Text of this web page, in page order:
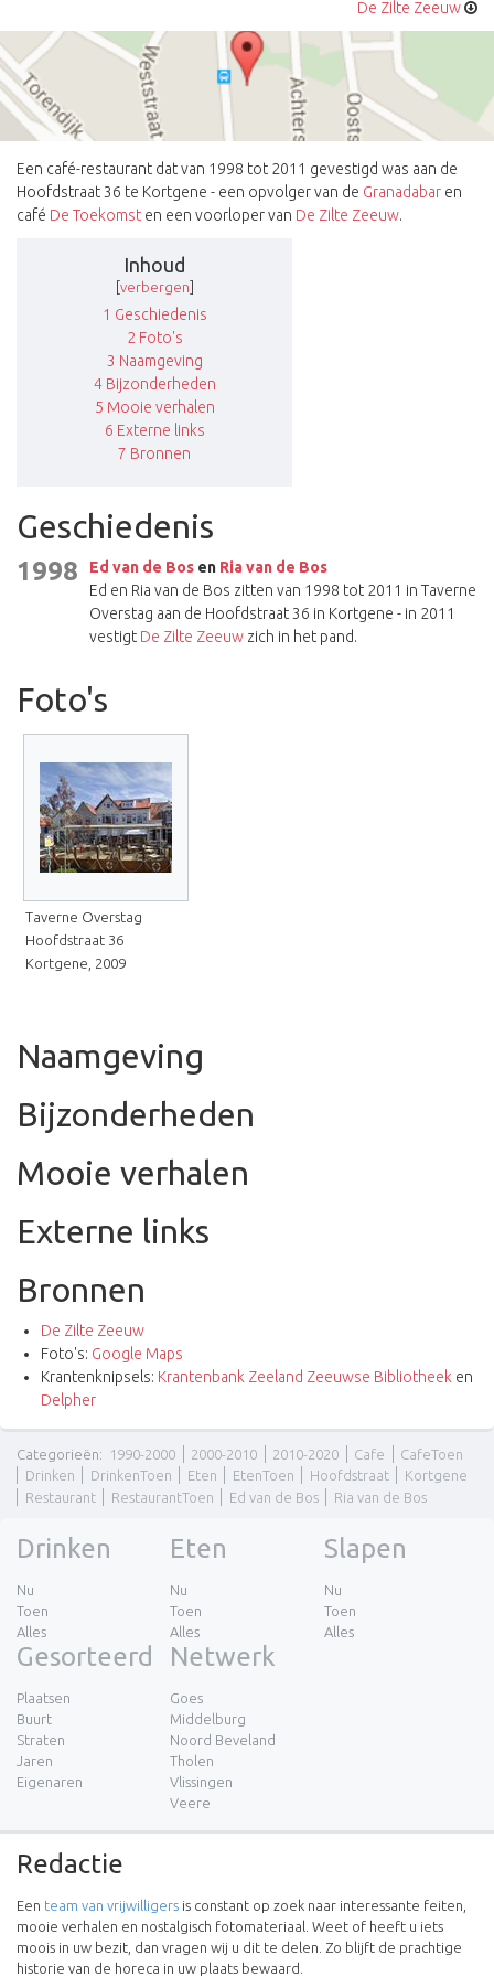
De Zilte Zeeuw
Een café-restaurant dat van 1998 tot 2011 gevestigd was aan de
Hoofdstraat 36 te Kortgene - een opvolger van de Granadabar en
café De Toekomst en een voorloper van De Zilte Zeeuw.
Inhoud
verbergen
1 Geschiedenis
2 Foto's
3 Naamgeving
4 Bijzonderheden
5 Mooie verhalen
6 Externe links
7 Bronnen
Geschiedenis
1998 Ed van de Bos en Ria van de Bos
Ed en Ria van de Bos zitten van 1998 tot 2011 in Taverne
Overstag aan de Hoofdstraat 36 in Kortgene - in 2011
vestigt De Zilte Zeeuw zich in het pand.
Foto's
Taverne Overstag
Hoofdstraat 36
Kortgene, 2009
Naamgeving
Bijzonderheden
Mooie verhalen
Externe links
Bronnen
De Zilte Zeeuw
Foto's: Google Maps
Krantenknipsels: Krantenbank Zeeland Zeeuwse Bibliotheek en
Delpher
Categorieën: 1990-2000 2000-2010 2010-2020 Cafe
CafeToen
Drinken
DrinkenToen Eten EtenToen Hoofdstraat
Kortgene
Restaurant
RestaurantToen Ed van de Bos Ria van de Bos
Drinken
Nu
Toen
Alles
Eten
Nu
Toen
Alles
Slapen
Nu
Toen
Alles
Gesorteerd
Plaatsen
Buurt
Straten
Jaren
Eigenaren
Netwerk
Goes
Middelburg
Noord Beveland
Tholen
Vlissingen
Veere
Redactie
Een team van vrijwilligers is constant op zoek naar interessante feiten,
mooie verhalen en nostalgisch fotomateriaal. Weet of heeft u iets
moois in uw bezit, dan vragen wij u dit te delen. Zo blijft de prachtige
historie van de horeca in uw plaats bewaard.